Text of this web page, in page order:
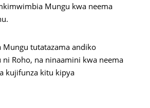
Mungu kwa neema
Mungu tutatazama andiko
Roho, na ninaamini kwa neema
kujifunza kitu kipya